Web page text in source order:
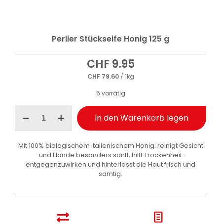
Perlier Stückseife Honig 125 g
CHF9.95
CHF79.60/ 1kg
5 vorrätig
Stückseife
g
In den Warenkorb legen
Mit 100% biologischem italienischem Honig: reinigt Gesicht
und Hände besonders sanft, hilft Trockenheit
entgegenzuwirken und hinterlässt die Haut frisch und
samtig.